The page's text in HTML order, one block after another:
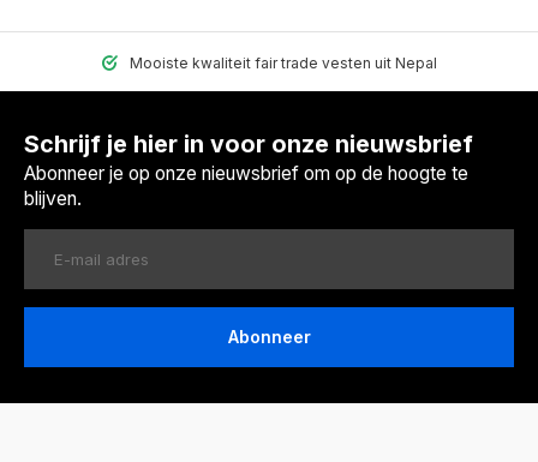
Mooiste kwaliteit fair trade vesten uit Nepal
Schrijf je hier in voor onze nieuwsbrief
Abonneer je op onze nieuwsbrief om op de hoogte te
blijven.
Abonneer